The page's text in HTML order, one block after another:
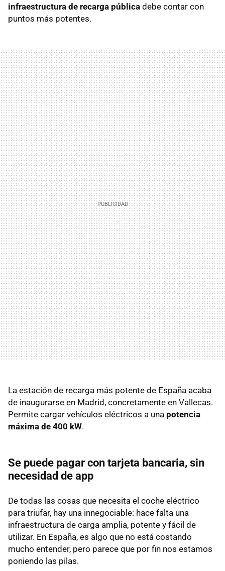
infraestructura de recarga pública debe contar con
puntos más potentes.
La estación de recarga más potente de España acaba
de inaugurarse en Madrid, concretamente en Vallecas.
Permite cargar vehículos eléctricos a una potencia
máxima de 400 kW.
Se puede pagar con tarjeta bancaria, sin
necesidad de app
De todas las cosas que necesita el coche eléctrico
para triufar, hay una innegociable: hace falta una
infraestructura de carga amplia, potente y fácil de
utilizar. En España, es algo que no está costando
mucho entender, pero parece que por fin nos estamos
poniendo las pilas.